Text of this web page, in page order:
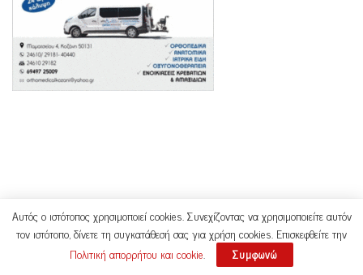
Αυτός ο ιστότοπος χρησιμοποιεί cookies. Συνεχίζοντας να χρησιμοποιείτε αυτόν
τον ιστότοπο, δίνετε τη συγκατάθεσή σας για χρήση cookies. Επισκεφθείτε την
Πολιτική απορρήτου και cookie. Συμφωνώ